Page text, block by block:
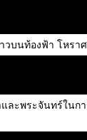
วบนท้องฟ้า โห
และพระจันทร์ใ